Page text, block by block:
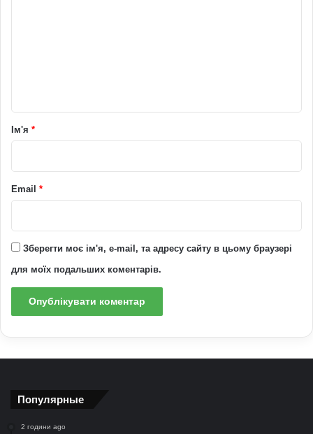
рІм'я *
Email *
Зберегти моє ім'я, e-mail, та адресу сайту в цьому браузері
для моїх подальших коментарів.
Популярные
2 години ago